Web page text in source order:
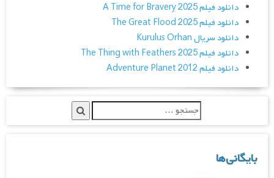
دانلود فیلم A Time for Bravery 2025
دانلود فیلم The Great Flood 2025
دانلود سریال Kurulus Orhan
دانلود فیلم The Thing with Feathers 2025
دانلود فیلم Adventure Planet 2012
بایگانی‌ها